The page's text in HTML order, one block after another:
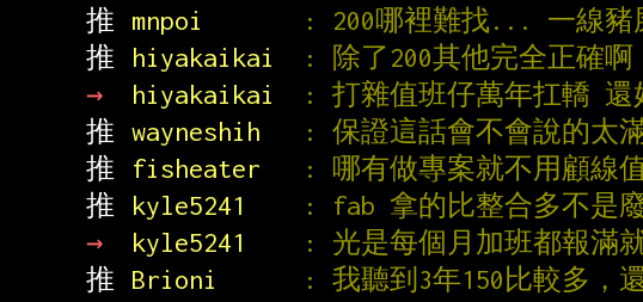
推
mnpoi : 200哪裡難找... 一線豬
推
hiyakaikai : 除了200其他完全正確
→
hiyakaikai : 打雜值班仔萬年扛轎 還
推 wayneshih : 保證這話會不會說的太
推
fisheater : 哪有做專案就不用顧線
推
kyle5241 : fab 拿的比整合多不是
→
kyle5241 : 光是每個月加班都報滿
推
Brioni : 我聽到3年150比較多，